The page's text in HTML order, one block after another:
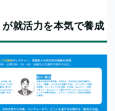
が就活力を本気で養成